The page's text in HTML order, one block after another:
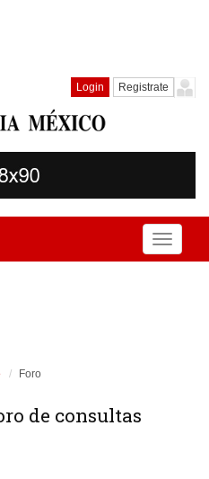
Login Registrate
Toggle
Foro
de consultas